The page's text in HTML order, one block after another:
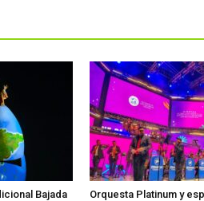
Bajada
Orquesta Platinum y